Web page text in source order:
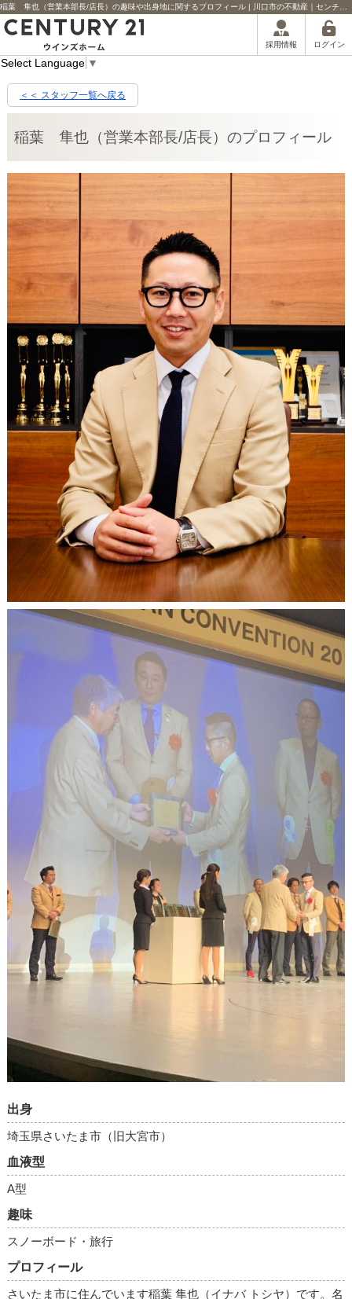
採用情報 ログイン
Select Language ▼
＜＜ スタッフ一覧へ戻る
稲葉 隼也（営業本部長/店長）のプロフィール
出身
埼玉県さいたま市（旧大宮市）
血液型
A型
趣味
スノーボード・旅行
プロフィール
さいたま市に住んでいます稲葉 隼也（イナバ トシヤ）です。名